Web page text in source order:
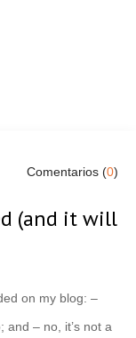
Comentarios (0)
(and it will
on my blog: –
– no, it’s not a